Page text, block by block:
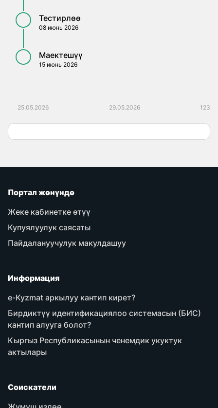
Тестирлөө
08 июнь 2026
Маектешүү
15 июнь 2026
25.05.2026 29.05.2026 123
Портал жөнүндө
Жеке кабинетке өтүү
Купуялуулук саясаты
Пайдалануучулук макулдашуу
Информация
e-Kyzmat аркылуу кантип кирет?
Бирдиктүү идентификациялоо системасын (БИС)
кантип алууга болот?
Кыргыз Республикасынын ченемдик укуктук
актылары
Соискатели